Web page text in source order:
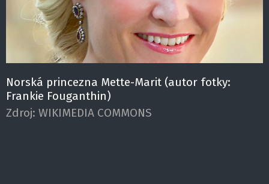
Norská princezna Mette-Marit (autor fotky:
Frankie Fouganthin)
Zdroj: WIKIMEDIA COMMONS